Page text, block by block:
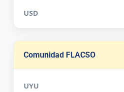
USD
Comunidad FLACSO
UYU